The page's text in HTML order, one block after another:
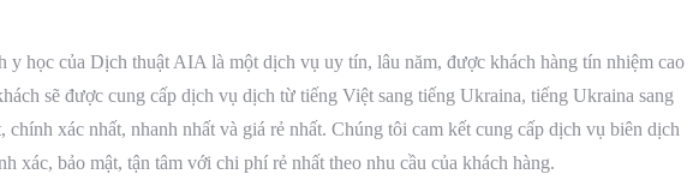
y học của Dịch thuật AIA là một dịch vụ uy tín, lâu năm, được khách hàng tín nhiệm cao
sẽ được cung cấp dịch vụ dịch từ tiếng Việt sang tiếng Ukraina, tiếng Ukraina sang
xác nhất, nhanh nhất và giá rẻ nhất. Chúng tôi cam kết cung cấp dịch vụ biên dịch
xác, bảo mật, tận tâm với chi phí rẻ nhất theo nhu cầu của khách hàng.